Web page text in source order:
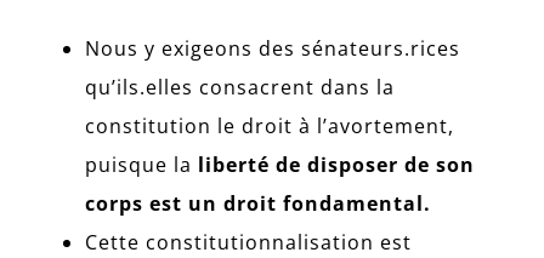
Nous y exigeons des sénateurs.rices
qu’ils.elles consacrent dans la
constitution le droit à l’avortement,
puisque la liberté de disposer de son
corps est un droit fondamental.
Cette constitutionnalisation est